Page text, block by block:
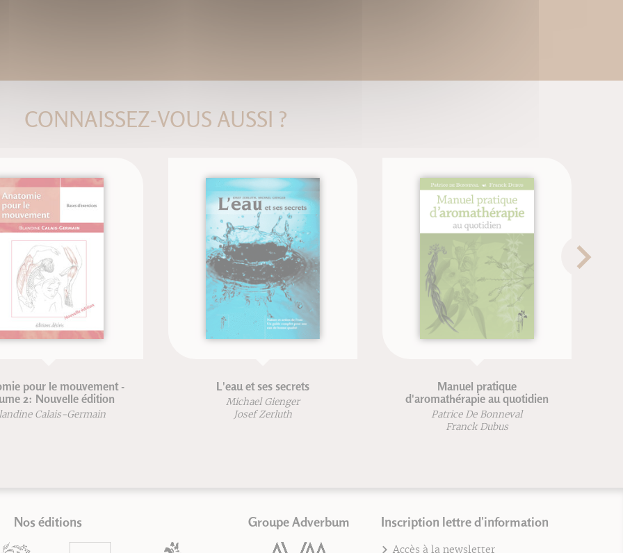
CONNAISSEZ-VOUS AUSSI ?
pour le mouvement -
2: Nouvelle édition
Calais-Germain
L'eau et ses secrets
Michael Gienger
Josef Zerluth
Manuel pratique
d'aromathérapie au quotidien
Patrice De Bonneval
Franck Dubus
Nos éditions Groupe Adverbum Inscription lettre d'information
Accès à la newsletter